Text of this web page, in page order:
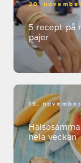
20.
5 recept på
pajer
19.
hela veckan